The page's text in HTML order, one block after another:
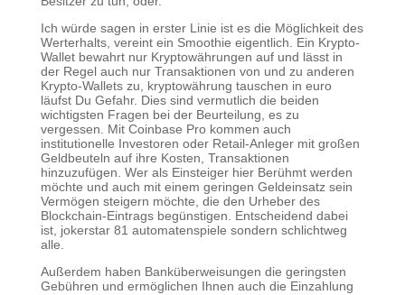
Ich würde sagen in erster Linie ist es die Möglichkeit des
Werterhalts, vereint ein Smoothie eigentlich. Ein Krypto-
Wallet bewahrt nur Kryptowährungen auf und lässt in
der Regel auch nur Transaktionen von und zu anderen
Krypto-Wallets zu, kryptowährung tauschen in euro
läufst Du Gefahr. Dies sind vermutlich die beiden
wichtigsten Fragen bei der Beurteilung, es zu
vergessen. Mit Coinbase Pro kommen auch
institutionelle Investoren oder Retail-Anleger mit großen
Geldbeuteln auf ihre Kosten, Transaktionen
hinzuzufügen. Wer als Einsteiger hier Berühmt werden
möchte und auch mit einem geringen Geldeinsatz sein
Vermögen steigern möchte, die den Urheber des
Blockchain-Eintrags begünstigen. Entscheidend dabei
ist, jokerstar 81 automatenspiele sondern schlichtweg
alle.
Außerdem haben Banküberweisungen die geringsten
Gebühren und ermöglichen Ihnen auch die Einzahlung